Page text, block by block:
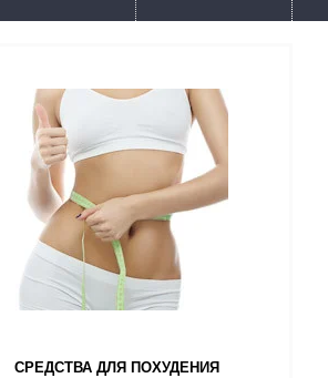
СРЕДСТВА ДЛЯ ПОХУДЕНИЯ